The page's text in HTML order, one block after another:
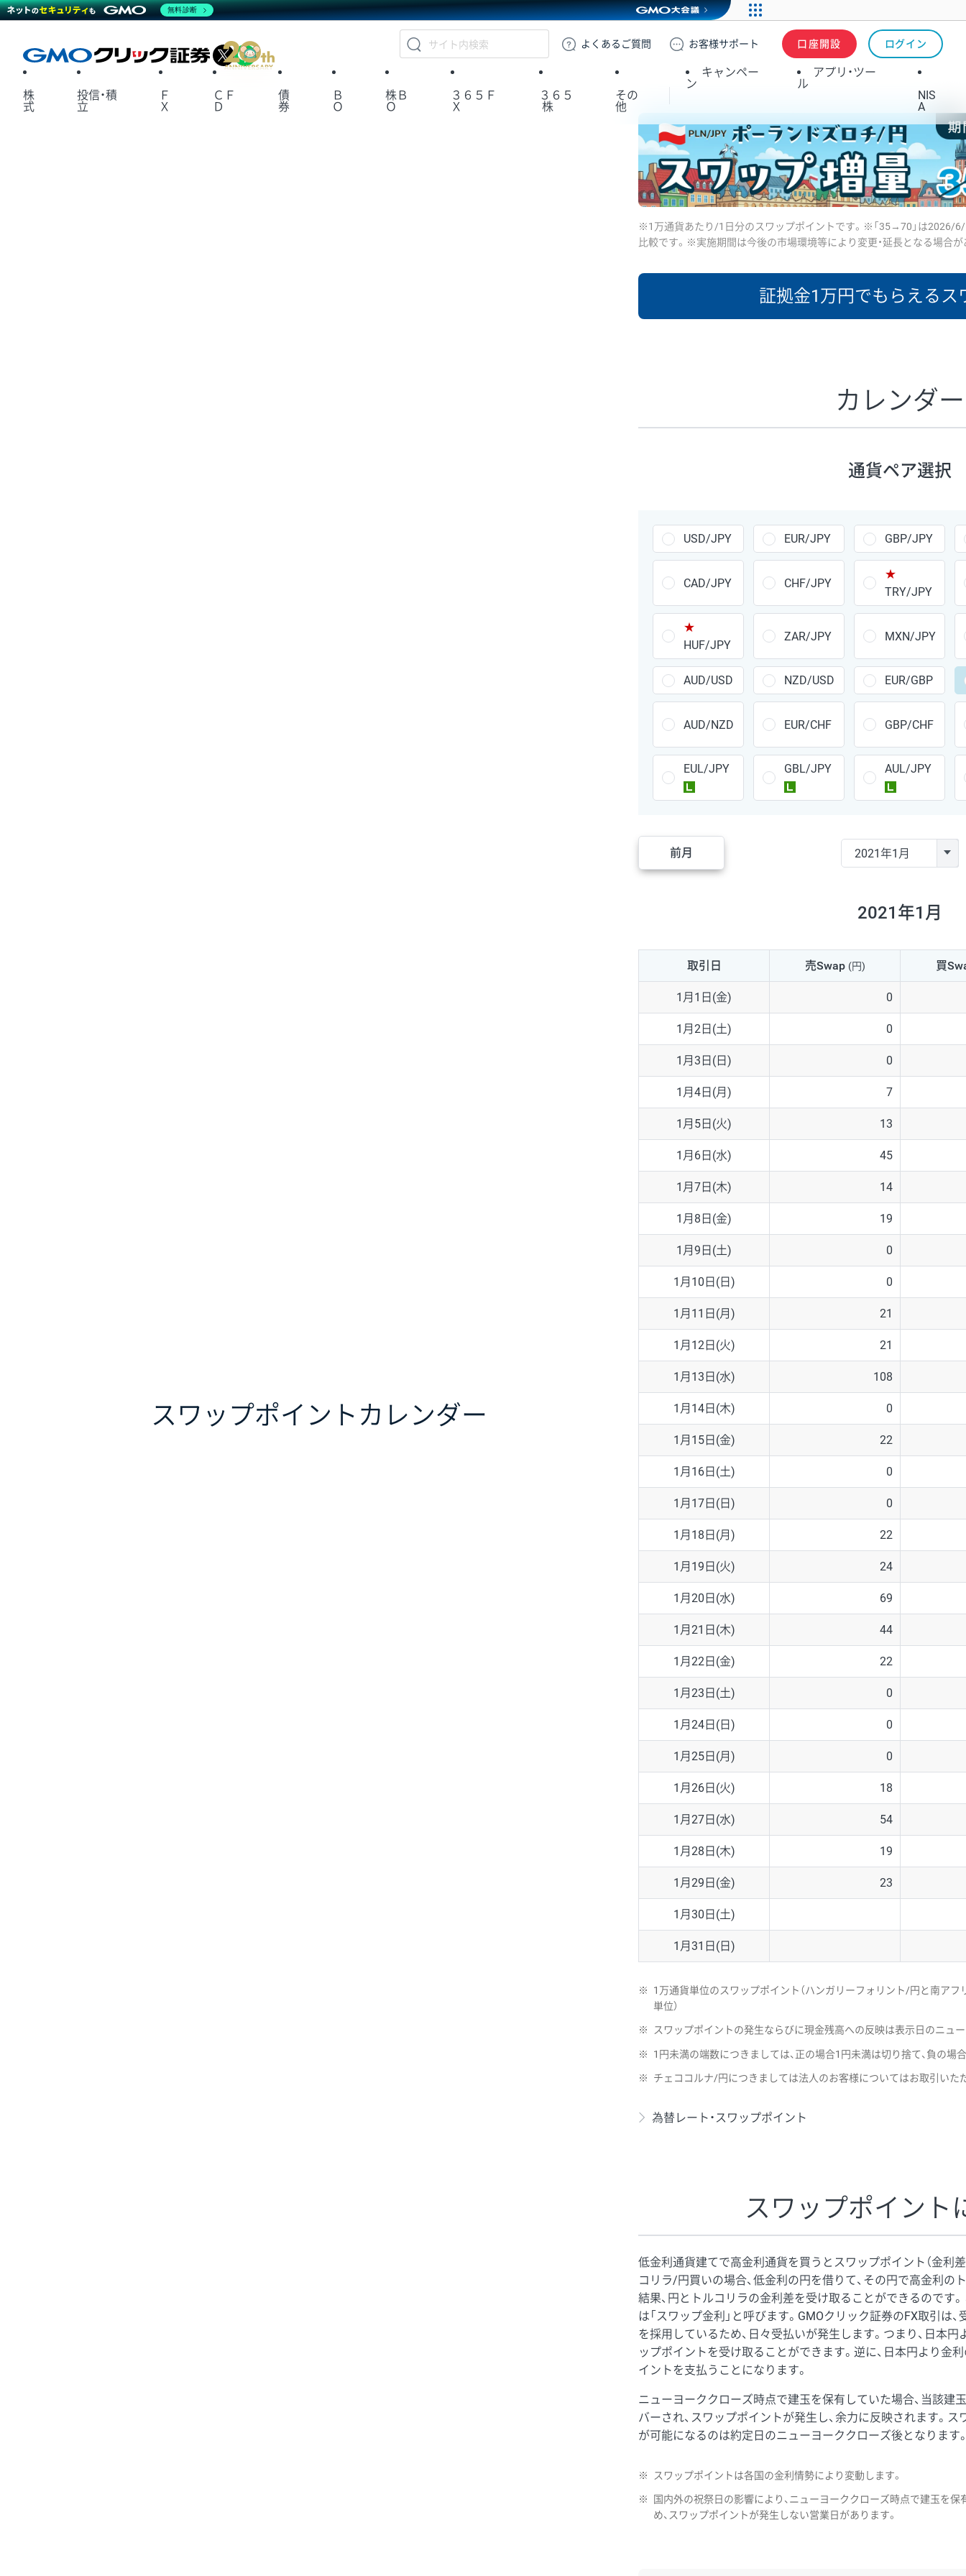
GMOクリック証券
よくある ご質問 お客様サポート 口座開設 ログイン
X
株
式
投信・積
立
Ｆ
Ｘ
ＣＦ
Ｄ
債
券
Ｂ
Ｏ
株Ｂ
Ｏ
３６５Ｆ
Ｘ
３６５
株
その
他
キャンペー
ン
アプリ・ツー
ル
NIS
A
スワップポイント カレンダー
※1万通貨あたり/1日分のスワップポイントです。※「35→70」は2026/6/
比較です。※実施期間は今後の市場環境等により変更・延長となる場合が
証拠金1万円でもらえるス
あたりの
ポイント
GBP/JPY 170円
AUD/JPY 106円
NZD/JPY 28円
CAD/JPY 38円
CHF/JPY 34円
PLN/JPY 35円
HUF/JPY 16円
ZAR/JPY 130円
MXN/JPY 140円
AUD/USD
NZD/USD 41円
EUR/GBP 71円
EUR/AUD 103円
GBP/AUD 43円
AUD/NZD 66円
EUR/CHF 111円
GBP/CHF 220円
USD/CHF 160円
※2026/6/30の当社のスワップポイントおよび、同日の為替レートに
※取引証拠金は同日の当社為替レート（ニューヨーククローズ・MIDレ
※ハンガリーフォリント/円と南アフリカランド/円とメキシコペソ/
カレンダー
通貨ペア選択
USD/JPY EUR/JPY GBP/JPY
CAD/JPY CHF/JPY
★
TRY/JPY
★
HUF/JPY
ZAR/JPY MXN/JPY
AUD/USD NZD/USD EUR/GBP
AUD/NZD EUR/CHF GBP/CHF
EUL/JPY
GBL/JPY
AUL/JPY
前月
2021年1月
取引日 売Swap (円) 買
1月1日(金) 0
1月2日(土) 0
1月3日(日) 0
1月4日(月) 7
1月5日(火) 13
1月6日(水) 45
1月7日(木) 14
1月8日(金) 19
1月9日(土) 0
1月10日(日) 0
1月11日(月) 21
1月12日(火) 21
1月13日(水) 108
1月14日(木) 0
1月15日(金) 22
1月16日(土) 0
1月17日(日) 0
1月18日(月) 22
1月19日(火) 24
1月20日(水) 69
1月21日(木) 44
1月22日(金) 22
1月23日(土) 0
1月24日(日) 0
1月25日(月) 0
1月26日(火) 18
1月27日(水) 54
1月28日(木) 19
1月29日(金) 23
1月30日(土)
1月31日(日)
※
1万通貨単位のスワップポイント（ハンガリーフォリント/円と南ア
単位）
※ スワップポイントの発生ならびに現金残高への反映は表示日のニュ
※ 1円未満の端数につきましては、正の場合1円未満は切り捨て、負の場
※ チェココルナ/円につきましては法人のお客様についてはお取引いた
為替レート・スワップポイント
スワップポイント
低金利通貨建てで高金利通貨を買うとスワップポイント（金利
コリラ/円買いの場合、低金利の円を借りて、その円で高金利の
結果、円とトルコリラの金利差を受け取ることができるのです
は「スワップ金利」と呼びます。GMOクリック証券のFX取引は
を採用しているため、日々受払いが発生します。つまり、日本
ップポイントを受け取ることができます。逆に、日本円より金
イントを支払うことになります。
ニューヨーククローズ時点で建玉を保有していた場合、当該建
バーされ、スワップポイントが発生し、余力に反映されます。
が可能になるのは約定日のニューヨーククローズ後となります
※ スワップポイントは各国の金利情勢により変動します。
※
国内外の祝祭日の影響により、ニューヨーククローズ時点で建玉を
め、スワップポイントが発生しない営業日があります。
無料診断